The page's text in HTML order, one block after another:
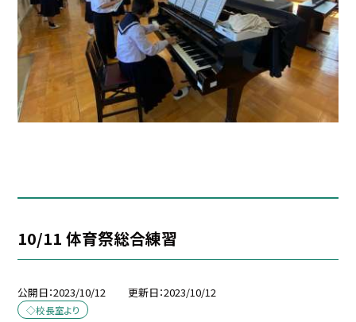
10/11 体育祭総合練習
公開日 2023/10/12 更新日 2023/10/12
◇校長室より